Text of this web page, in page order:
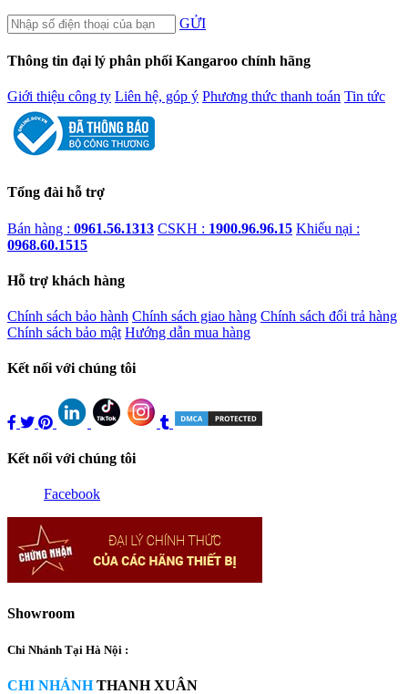
GỬI
Thông tin đại lý phân phối Kangaroo chính hãng
Giới thiệu công ty Liên hệ, góp ý Phương thức thanh toán Tin tức
Tổng đài hỗ trợ
Bán hàng : 0961.56.1313 CSKH : 1900.96.96.15 Khiếu nại :
0968.60.1515
Hỗ trợ khách hàng
Chính sách bảo hành Chính sách giao hàng Chính sách đổi trả hàng
Chính sách bảo mật Hướng dẫn mua hàng
Kết nối với chúng tôi
Kết nối với chúng tôi
Facebook
Showroom
Chi Nhánh Tại Hà Nội :
CHI NHÁNHTHANH XUÂN